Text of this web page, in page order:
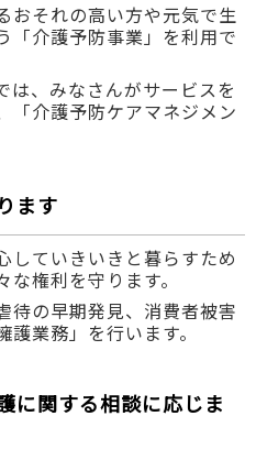
おそれの高い方や元気で生
「介護予防事業」を利用で
は、みなさんがサービスを
「介護予防ケアマネジメン
ます
していきいきと暮らすため
権利を守ります。
待の早期発見、消費者被害
業務」を行います。
に関する相談に応じま